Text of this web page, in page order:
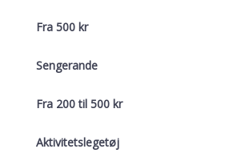
Fra 500 kr
Sengerande
Fra 200 til 500 kr
Aktivitetslegetøj